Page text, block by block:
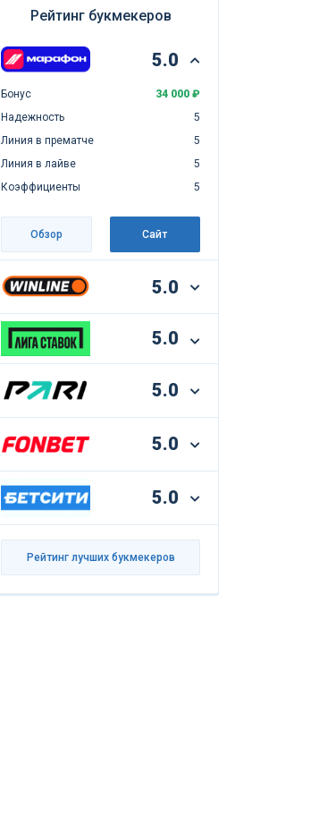
Рейтинг букмекеров
5.0
Бонус
34 000 ₽
Надежность
5
Линия в прематче
5
Линия в лайве
5
Коэффициенты
5
Обзор Сайт
5.0
5.0
5.0
5.0
5.0
Рейтинг лучших букмекеров